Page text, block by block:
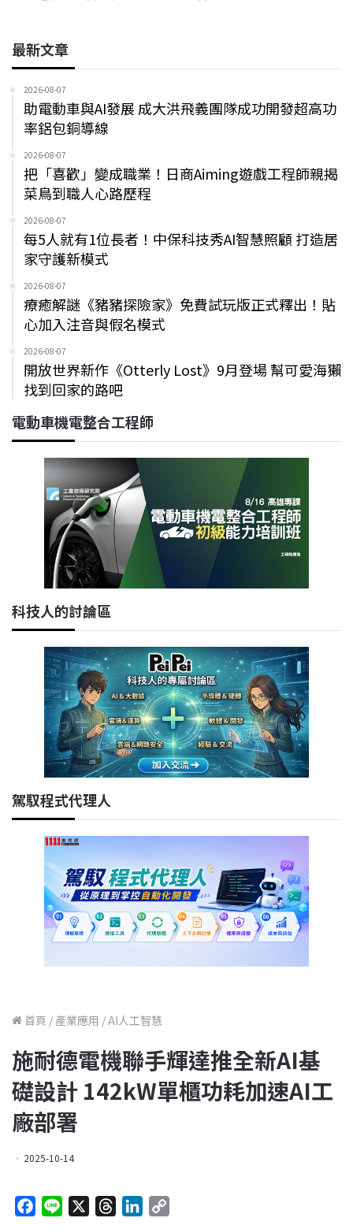
最新文章
2026-08-07
助電動車與AI發展 成大洪飛義團隊成功開發超高功
率鋁包銅導線
2026-08-07
把「喜歡」變成職業！日商Aiming遊戲工程師親揭
菜鳥到職人心路歷程
2026-08-07
每5人就有1位長者！中保科技秀AI智慧照顧 打造居
家守護新模式
2026-08-07
療癒解謎《豬豬探險家》免費試玩版正式釋出！貼
心加入注音與假名模式
2026-08-07
開放世界新作《Otterly Lost》9月登場 幫可愛海獺
找到回家的路吧
電動車機電整合工程師
科技人的討論區
駕馭程式代理人